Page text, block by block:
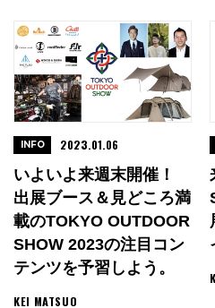
いよいよ来週末開催！
出展ブース＆見どころ満
載のTOKYO OUTDOOR
SHOW 2023の注目コン
テンツを予習しよう。
KEI MATSUO
INFO 2023.01.06